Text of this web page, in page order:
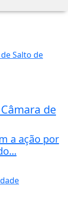
de
a ação por